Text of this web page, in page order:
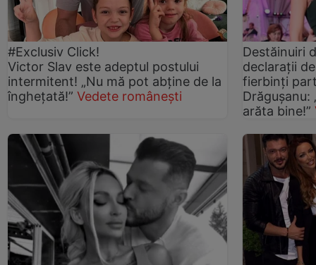
#Exclusiv Click!
Victor Slav este adeptul postului
intermitent! „Nu mă pot abține de la
înghețată!” Vedete românești
Destăinuiri
declarații
fierbinți
Drăgușanu:
arăta bine!”